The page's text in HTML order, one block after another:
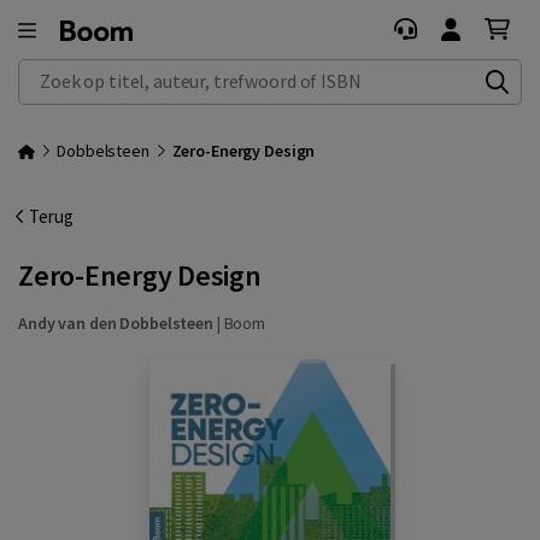
Zoek op titel, auteur, trefwoord of ISBN
Dobbelsteen Zero-Energy Design
Terug
Zero-Energy Design
Andy van den Dobbelsteen | Boom